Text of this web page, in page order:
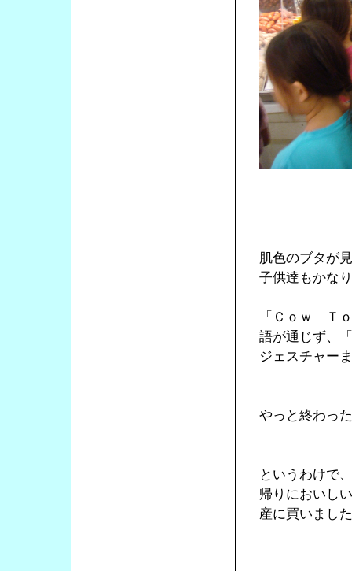
肌色のブタが
子供達もかな
「Ｃｏｗ Ｔ
語が通じず、
ジェスチャー
やっと終わっ
というわけで
帰りにおいし
産に買いまし